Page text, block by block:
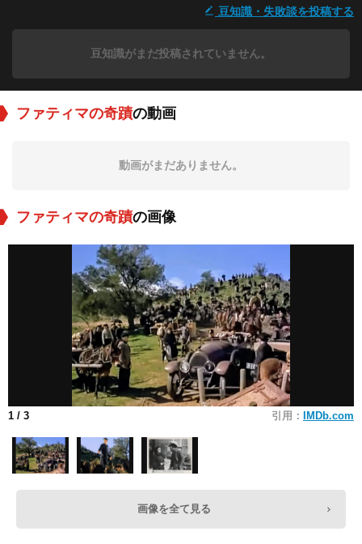
豆知識・失敗談を投稿する
豆知識がまだ投稿されていません。
ファティマの奇蹟の動画
動画がまだありません。
ファティマの奇蹟の画像
1 / 3 引用： IMDb.com
画像を全て見る